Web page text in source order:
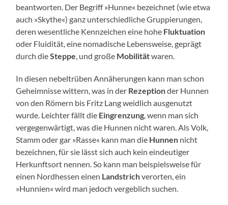
beantworten. Der Begriff »Hunne« bezeichnet (wie etwa
auch »Skythe«) ganz unterschiedliche Gruppierungen,
deren wesentliche Kennzeichen eine hohe Fluktuation
oder Fluidität, eine nomadische Lebensweise, geprägt
durch dieSteppe, und große Mobilitätwaren.
In diesen nebeltrüben Annäherungen kann man schon
Geheimnisse wittern, was in der Rezeptionder Hunnen
von den Römern bis Fritz Lang weidlich ausgenutzt
wurde. Leichter fällt die Eingrenzung, wenn man sich
vergegenwärtigt, was die Hunnen nicht waren. Als Volk,
Stamm oder gar »Rasse« kann man die Hunnen nicht
bezeichnen, für sie lässt sich auch kein eindeutiger
Herkunftsort nennen. So kann man beispielsweise für
einen Nordhessen einen Landstrichverorten, ein
»Hunnien« wird man jedoch vergeblich suchen.